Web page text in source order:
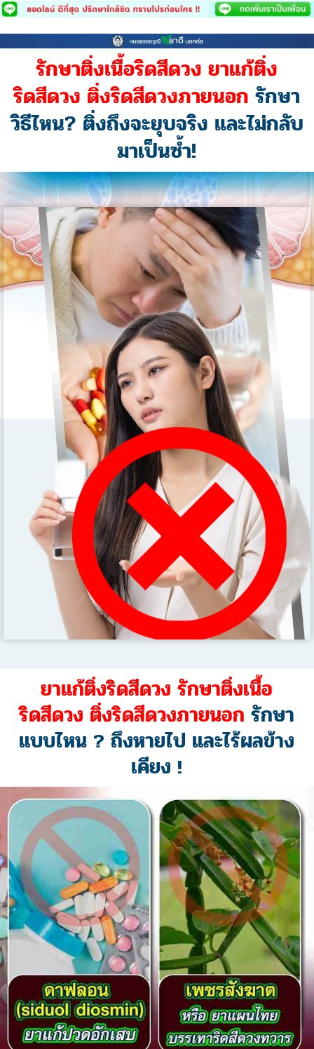
Skip
รักษาติ่งเนื้อริดสีดวง ยาแก้ติ่ง
ริดสีดวง ติ่งริดสีดวงภายนอก รักษา
วิธีไหน? ติ่งถึงจะยุบจริง และไม่กลับ
มาเป็นซ้ำ!
ยาแก้ติ่งริดสีดวง รักษาติ่งเนื้อ
ริดสีดวง ติ่งริดสีดวงภายนอกรักษา
แบบไหน ? ถึงหายไป และไร้ผลข้าง
เคียง !